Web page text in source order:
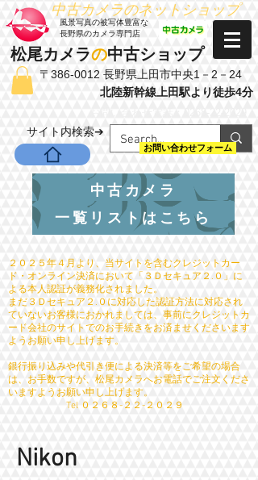
松尾カメラの中古ショップ
​風景写真の被写体豊富な
長野県のカメラ専門店
​中古カメラのネットショップ
〒386-0012 長野県上田市中央1－2－24
北陸新幹線上田駅より徒歩4分
​サイト内検索➔
お問い合わせフォーム
中古カメラ
一覧リストはこちら
２０２５年４月より、当サイトを含むクレジットカー
ド・オンライン決済において「３Ｄセキュア２.０」に
よる本人認証が義務化されました。
まだ３Ｄセキュア２.０に対応した認証方法に対応され
ていないお客様におかれましては、事前にクレジットカ
ード会社のサイトでのお手続きをお済ませくださいます
ようお願い申し上げます。
銀行振り込みや代引き便による決済等をご希望の場合
は、お手数ですが、松尾カメラへお電話でご注文くださ
いますようお願い申し上げます。
​ Tel ０２６８-２２-２０２９
Nikon